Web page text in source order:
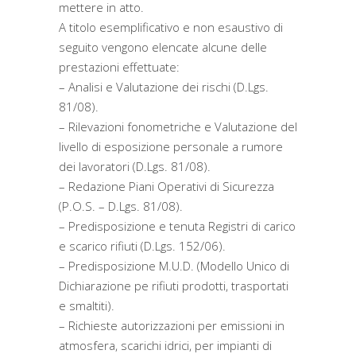
mettere in atto.
A titolo esemplificativo e non esaustivo di
seguito vengono elencate alcune delle
prestazioni effettuate:
– Analisi e Valutazione dei rischi (D.Lgs.
81/08).
– Rilevazioni fonometriche e Valutazione del
livello di esposizione personale a rumore
dei lavoratori (D.Lgs. 81/08).
– Redazione Piani Operativi di Sicurezza
(P.O.S. – D.Lgs. 81/08).
– Predisposizione e tenuta Registri di carico
e scarico rifiuti (D.Lgs. 152/06).
– Predisposizione M.U.D. (Modello Unico di
Dichiarazione pe rifiuti prodotti, trasportati
e smaltiti).
– Richieste autorizzazioni per emissioni in
atmosfera, scarichi idrici, per impianti di